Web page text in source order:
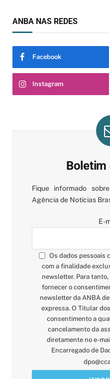
ANBA NAS REDES
Facebook
Instagram
Boletim
Fique informado
Agência de Notícias
E-
Os dados pessoais
com a finalidade
newsletter. Para
fornecer o
newsletter da ANBA
expressa. O Titular
consentimento a
cancelamento da
diretamente no e-
Encarregado de